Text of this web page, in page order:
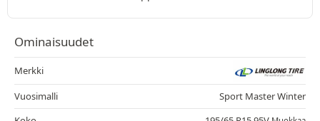
Ominaisuudet
Merkki
Vuosimalli
Sport Master Winter